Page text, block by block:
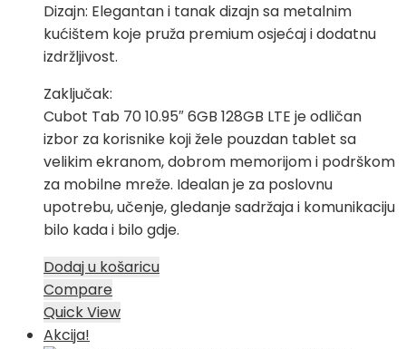
Dizajn: Elegantan i tanak dizajn sa metalnim
kućištem koje pruža premium osjećaj i dodatnu
izdržljivost.
Zaključak:
Cubot Tab 70 10.95″ 6GB 128GB LTE je odličan
izbor za korisnike koji žele pouzdan tablet sa
velikim ekranom, dobrom memorijom i podrškom
za mobilne mreže. Idealan je za poslovnu
upotrebu, učenje, gledanje sadržaja i komunikaciju
bilo kada i bilo gdje.
Dodaj u košaricu
Compare
Quick View
Akcija!